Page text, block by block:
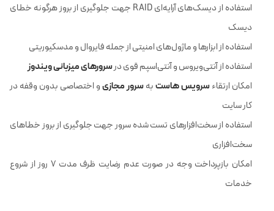
استفاده از دیسک‌های آرایه‌ای RAID جهت جلوگیری از بروز هرگونه خطای
دیسک
استفاده از ابزارها و ماژول‌های امنیتی از جمله فایروال و مدسکیوریتی
استفاده از آنتی‌ویروس و آنتی‌اسپم قوی درسرورهای میزبانی ویندوز
امکان ارتقاءسرویس هاستبهسرور مجازیو اختصاصی بدون وقفه در
کار سایت
استفاده از سخت‌افزارهای تست شده سرور جهت جلوگیری از بروز خطاهای
سخت‌افزاری
امکان بازپرداخت وجه در صورت عدم رضایت ظرف مدت ۷ روز از شروع
خدمات